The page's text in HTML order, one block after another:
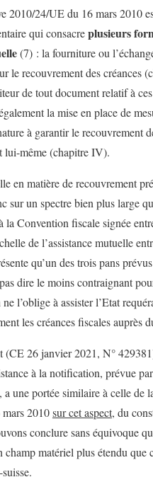
2010/24/UE du 16 mars 2010
qui consacreplusieurs
(7) : la fourniture ou
le recouvrement des créances
de tout document relatif à
la mise en place de
à garantir le recouvrement
lui-même (chapitre IV).
en matière de recouvrement
sur un spectre bien plus large
la Convention fiscale signée
de l’assistance mutuelle
qu’un des trois pans
dire le moins contraignant
l’oblige à assister l’Etat
les créances fiscales auprès
(CE 26 janvier 2021, N°
à la notification, prévue
une portée similaire à celle de
2010sur cet aspect, du
conclure sans équivoque
champ matériel plus étendu que